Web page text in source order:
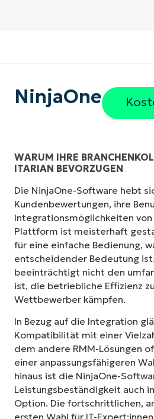
NinjaOne
WARUM IHRE
ITARIAN BEVORZUGEN
Die NinjaOne-Software hebt
Kundenbewertungen, ihre
Integrationsmöglichkeiten
Plattform ist meisterhaft
für eine einfache Bedienung,
entscheidender Bedeutung
beeinträchtigt nicht den
ist, die betriebliche Effizienz
Wettbewerber kämpfen.
In Bezug auf die Integration
Kompatibilität mit einer
dem andere RMM-Lösungen
einer anpassungsfähigeren
hinaus ist die NinjaOne-
Leistungsbeständigkeit auch
Option. Die fortschrittlichen,